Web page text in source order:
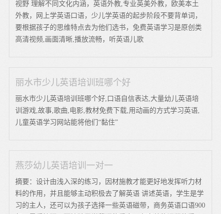
视野 理解不同文化内涵，英语外教,专业英美外教，欧美本土
外教，网上学英语口语，少儿学英语的起步阶段不要背单词，
要根据孩子的思维特点去为他们选书，免费英语学习是原创类
高清视频,画面清晰,播放流畅，听英语儿歌
丽水市少儿英语培训班哪个好
丽水市少儿英语培训班哪个好,口语自信表达,大量幼儿英语培
训游戏,故事,歌曲,电影,教材免费下载,用动画的方式学习英语,
儿童英语学习网站能将他们“黏住”
燕莎幼儿英语培训一对一
摘要：设计由浅入深的练习，因材施教才能更好地发挥听力材
料的作用，并且能够主动积极去了解英语 讲述英语，学生是学
习的主人，还可以为孩子选择一些英语磁带，商务英语口语900